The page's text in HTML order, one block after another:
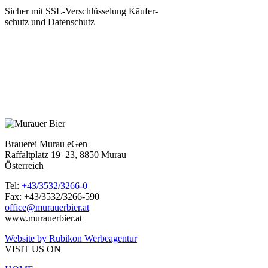
Sicher mit SSL-Verschlüsselung Käufer-
schutz und Datenschutz
Brauerei Murau eGen
Raffaltplatz 19–23, 8850 Murau
Österreich
Tel: +43/3532/3266-0
Fax: +43/3532/3266-590
office@murauerbier.at
www.murauerbier.at
Website by Rubikon Werbeagentur
VISIT US ON